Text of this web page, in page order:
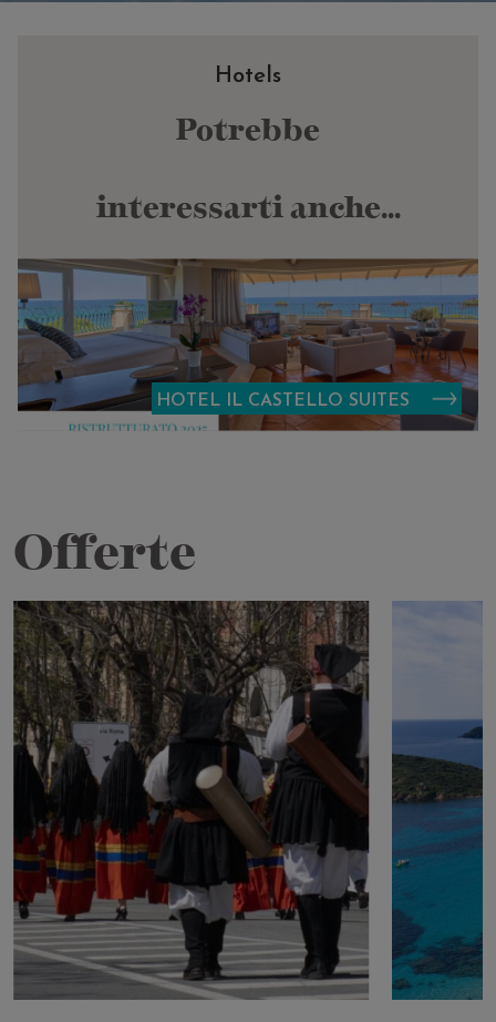
Hotels
Potrebbe
interessarti anche...
HOTEL IL CASTELLO SUITES
Offerte